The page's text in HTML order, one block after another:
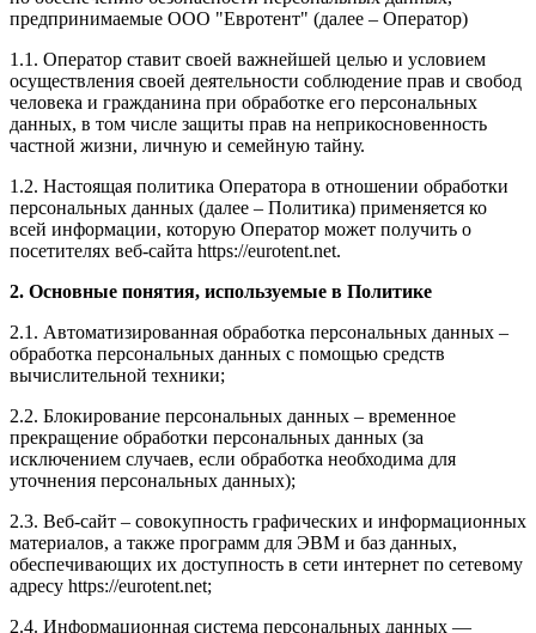
предпринимаемые ООО "Евротент" (далее – Оператор)
1.1. Оператор ставит своей важнейшей целью и условием
осуществления своей деятельности соблюдение прав и свобод
человека и гражданина при обработке его персональных
данных, в том числе защиты прав на неприкосновенность
частной жизни, личную и семейную тайну.
1.2. Настоящая политика Оператора в отношении обработки
персональных данных (далее – Политика) применяется ко
всей информации, которую Оператор может получить о
посетителях веб-сайта https://eurotent.net.
2. Основные понятия, используемые в Политике
2.1. Автоматизированная обработка персональных данных –
обработка персональных данных с помощью средств
вычислительной техники;
2.2. Блокирование персональных данных – временное
прекращение обработки персональных данных (за
исключением случаев, если обработка необходима для
уточнения персональных данных);
2.3. Веб-сайт – совокупность графических и информационных
материалов, а также программ для ЭВМ и баз данных,
обеспечивающих их доступность в сети интернет по сетевому
адресу https://eurotent.net;
2.4. Информационная система персональных данных —